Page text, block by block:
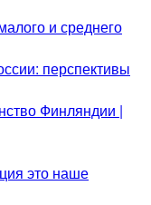
и среднего
перспективы
Финляндии |
это наше